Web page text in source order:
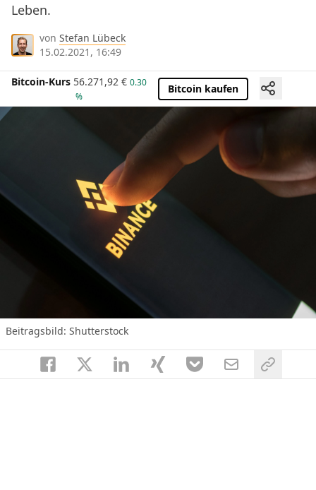
Leben.
von Stefan Lübeck
15.02.2021, 16:49
Bitcoin-Kurs 56.271,92 € 0.30
%
Bitcoin kaufen
Beitragsbild: Shutterstock